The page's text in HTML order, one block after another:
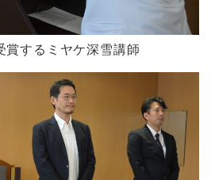
賞するミヤケ深雪講師